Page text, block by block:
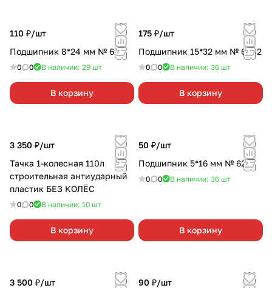
110 ₽/шт
Подшипник 8*24 мм № 628
0 0 В наличии: 29 шт
В корзину
175 ₽/шт
Подшипник 15*32 мм № 6002
0 0 В наличии: 36 шт
В корзину
3 350 ₽/шт
Тачка 1-колесная 110л
строительная антиударный
пластик БЕЗ КОЛЁС
0 0 В наличии: 10 шт
В корзину
50 ₽/шт
Подшипник 5*16 мм № 625
0 0 В наличии: 36 шт
В корзину
3 500 ₽/шт
90 ₽/шт